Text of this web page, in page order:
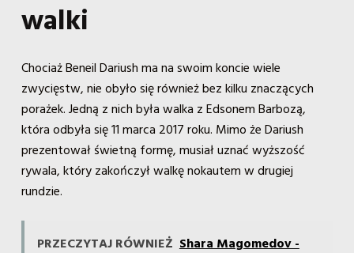
walki
Chociaż Beneil Dariush ma na swoim koncie wiele
zwycięstw, nie obyło się również bez kilku znaczących
porażek. Jedną z nich była walka z Edsonem Barbozą,
która odbyła się 11 marca 2017 roku. Mimo że Dariush
prezentował świetną formę, musiał uznać wyższość
rywala, który zakończył walkę nokautem w drugiej
rundzie.
PRZECZYTAJ RÓWNIEŻ Shara Magomedov -